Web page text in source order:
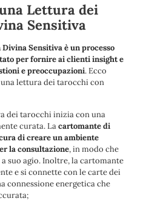
Lettura dei
Sensitiva
Sensitiva è un processo
per fornire ai clienti insight e
e preoccupazioni. Ecco
lettura dei tarocchi con
dei tarocchi inizia con una
curata. Lacartomante di
di creare un ambiente
la consultazione, in modo che
suo agio. Inoltre, la cartomante
e si connette con le carte dei
connessione energetica che